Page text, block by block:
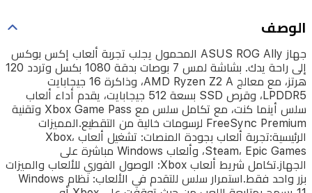
1080
وتردد
120
هرتز،
مع
معالج
AMD
Ryzen
Z2
الوصف
جهاز ASUS ROG Ally المحمول يجلب تجربة ألعاب إكس بوكس
إلى راحة يدك. بشاشة لمس 7 بوصات بدقة 1080 بكسل وتردد 120
هرتز، مع معالج AMD Ryzen Z2 A، وذاكرة 16 جيجابايت
LPDDR5، وقرص SSD بسعة 512 جيجابايت، يقدم أداء ألعاب
سلس أينما كنت، مع تكامل سلس مع Xbox Game Pass وتقنية
FreeSync Premium لرسومات خالية من التقطيع.المميزات
الرئيسية:تجربة ألعاب بجودة المنصات: تشغيل ألعاب Xbox،
Steam، Epic Games، وألعاب Windows مباشرة على
الجهاز.تكامل شريط ألعاب Xbox: الوصول الفوري للألعاب والميزات
بزر واحد فقط.استمرار سلس للتقدم في الألعاب: نظام Windows